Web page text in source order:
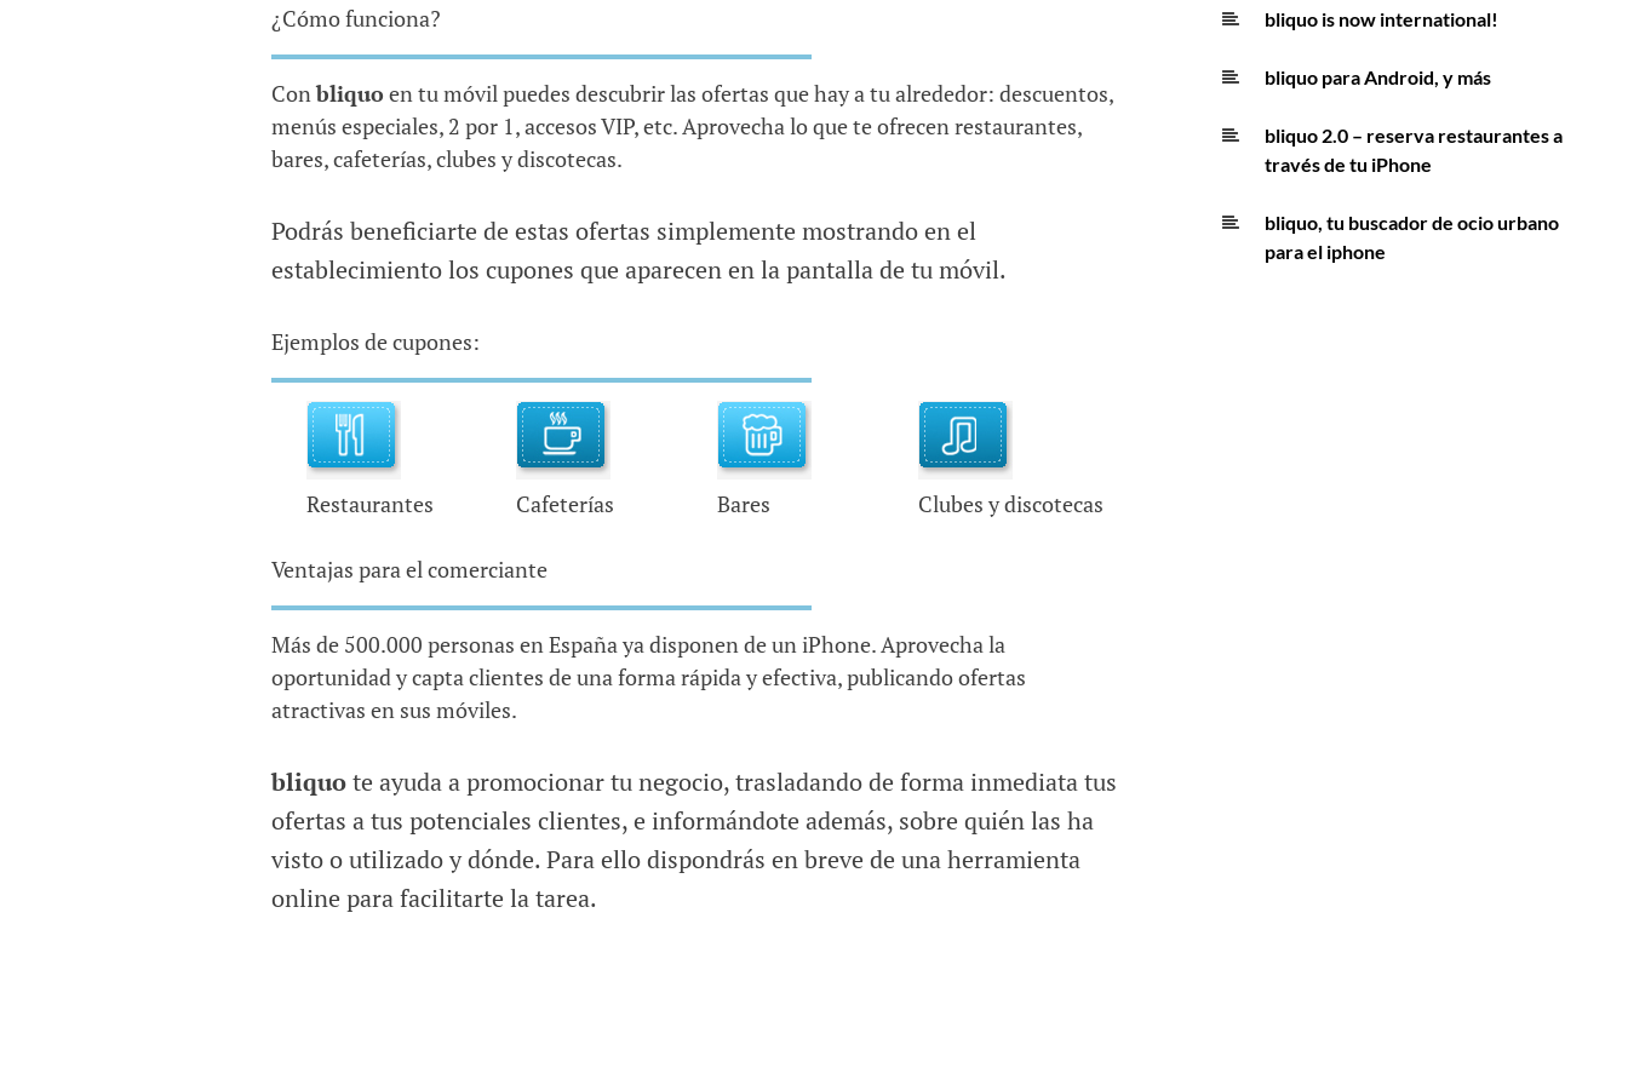
¿Cómo funciona?
Conbliquo en tu móvil puedes descubrir las ofertas que hay a tu alrededor: descuentos,
menús especiales, 2 por 1, accesos VIP, etc. Aprovecha lo que te ofrecen restaurantes,
bares, cafeterías, clubes y discotecas.
Podrás beneficiarte de estas ofertas simplemente mostrando en el
establecimiento los cupones que aparecen en la pantalla de tu móvil.
Ejemplos de cupones:
Restaurantes Cafeterías Bares Clubes y discotecas
Ventajas para el comerciante
Más de 500.000 personas en España ya disponen de un iPhone. Aprovecha la
oportunidad y capta clientes de una forma rápida y efectiva, publicando ofertas
atractivas en sus móviles.
bliquote ayuda a promocionar tu negocio, trasladando de forma inmediata tus
ofertas a tus potenciales clientes, e informándote además, sobre quién las ha
visto o utilizado y dónde. Para ello dispondrás en breve de una herramienta
online para facilitarte la tarea.
bliquo is now international!
bliquo para Android, y más
bliquo 2.0 – reserva restaurantes a
través de tu iPhone
bliquo, tu buscador de ocio urbano
para el iphone